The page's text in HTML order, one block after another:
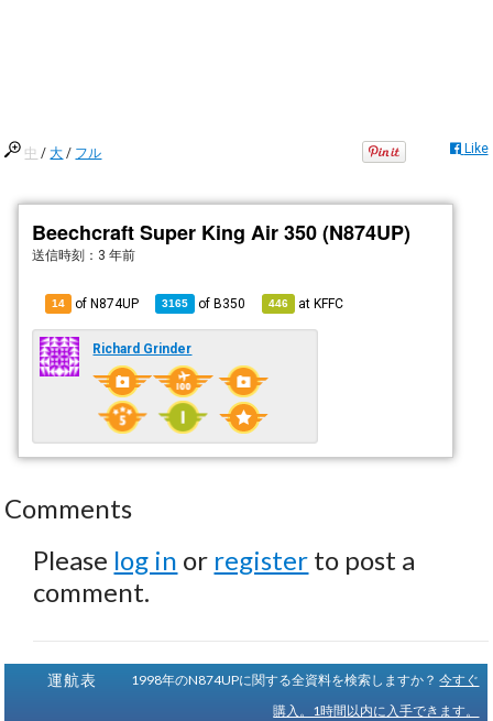
中 /大 / フル Like
Beechcraft Super King Air 350 (N874UP)
送信時刻： 3 年前
14 of N874UP 3165 ofB350 446 atKFFC
Richard Grinder
Comments
Please log in or register to post a
comment.
運航表 1998年のN874UPに関する全資料を検索しますか？今すぐ
購入。1時間以内に入手できます。